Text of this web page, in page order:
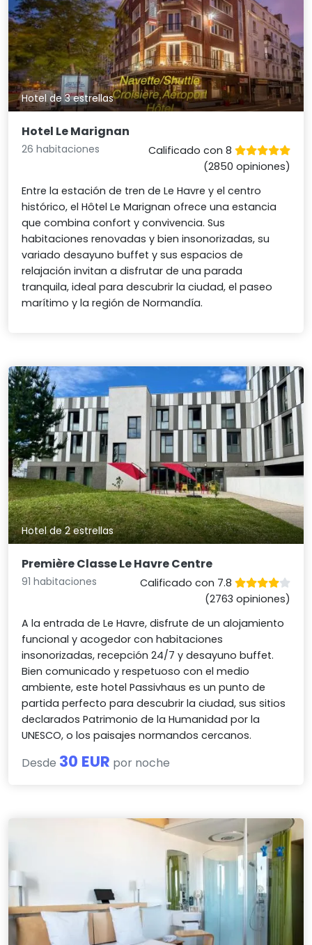
Hotel de 3 estrellas
Hotel Le Marignan
26 habitaciones
Calificado con 8
(2850 opiniones)
Entre la estación de tren de Le Havre y el centro
histórico, el Hôtel Le Marignan ofrece una estancia
que combina confort y convivencia. Sus
habitaciones renovadas y bien insonorizadas, su
variado desayuno buffet y sus espacios de
relajación invitan a disfrutar de una parada
tranquila, ideal para descubrir la ciudad, el paseo
marítimo y la región de Normandía.
Hotel de 2 estrellas
Première Classe Le Havre Centre
91 habitaciones
Calificado con 7.8
(2763 opiniones)
A la entrada de Le Havre, disfrute de un alojamiento
funcional y acogedor con habitaciones
insonorizadas, recepción 24/7 y desayuno buffet.
Bien comunicado y respetuoso con el medio
ambiente, este hotel Passivhaus es un punto de
partida perfecto para descubrir la ciudad, sus sitios
declarados Patrimonio de la Humanidad por la
UNESCO, o los paisajes normandos cercanos.
Desde 30 EUR por noche